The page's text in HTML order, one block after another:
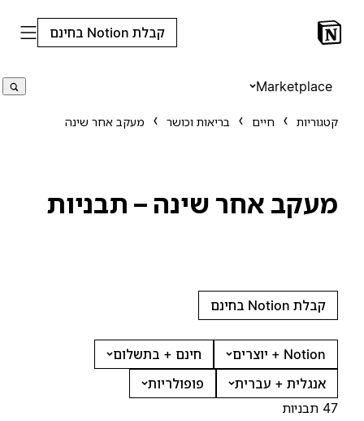
קבלת Notion בחינם
Marketplace
קטגוריות חיים בריאות וכושר מעקב אחר שינה
מעקב אחר שינה – תבניות
קבלת Notion בחינם
Notion + יוצרים
חינם + בתשלום
אנגלית + עברית
פופולריות
47 תבניות